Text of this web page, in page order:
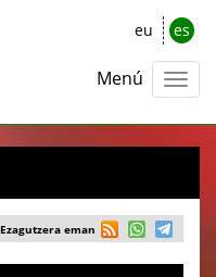
eu es
Menú
Ezagutzera eman